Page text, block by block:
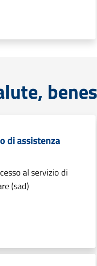
di assistenza
al servizio di
(sad)